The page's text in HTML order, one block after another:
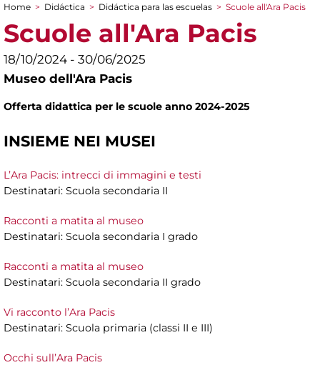
You are here
Home > Didáctica > Didáctica para las escuelas > Scuole all'Ara Pacis
Scuole all'Ara Pacis
18/10/2024 - 30/06/2025
Museo dell'Ara Pacis
Offerta didattica per le scuole anno 2024-2025
INSIEME NEI MUSEI
L’Ara Pacis: intrecci di immagini e testi
Destinatari: Scuola secondaria II
Racconti a matita al museo
Destinatari: Scuola secondaria I grado
Racconti a matita al museo
Destinatari: Scuola secondaria II grado
Vi racconto l’Ara Pacis
Destinatari: Scuola primaria (classi II e III)
Occhi sull’Ara Pacis